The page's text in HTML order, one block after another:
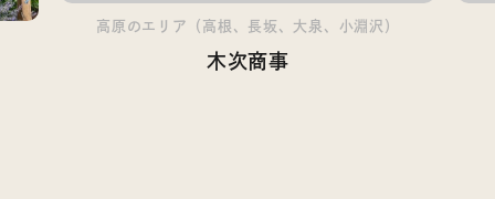
高原のエリア（高根、長坂、大泉、小淵沢）
木次商事